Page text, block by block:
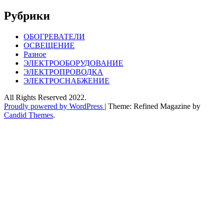
Рубрики
ОБОГРЕВАТЕЛИ
ОСВЕЩЕНИЕ
Разное
ЭЛЕКТРООБОРУДОВАНИЕ
ЭЛЕКТРОПРОВОДКА
ЭЛЕКТРОСНАБЖЕНИЕ
All Rights Reserved 2022.
Proudly powered by WordPress | Theme: Refined Magazine by
Candid Themes.